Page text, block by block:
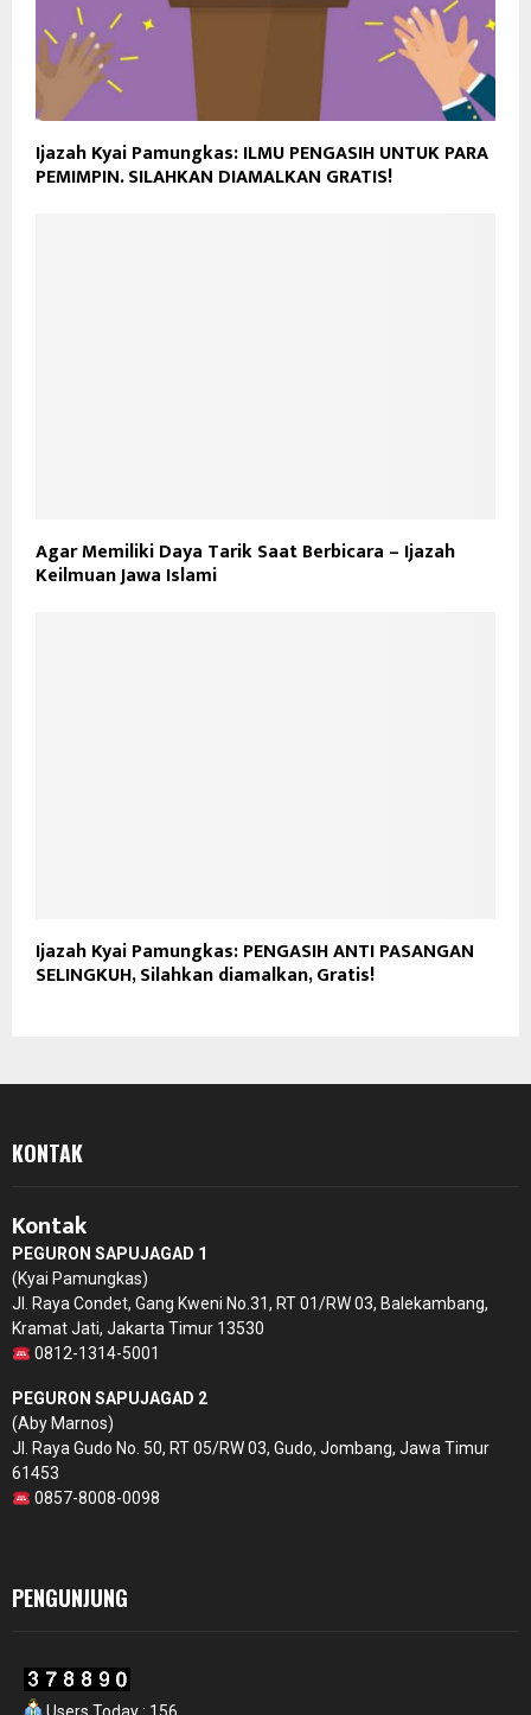
Ijazah Kyai Pamungkas: ILMU PENGASIH UNTUK PARA
PEMIMPIN. SILAHKAN DIAMALKAN GRATIS!
Agar Memiliki Daya Tarik Saat Berbicara – Ijazah
Keilmuan Jawa Islami
Ijazah Kyai Pamungkas: PENGASIH ANTI PASANGAN
SELINGKUH, Silahkan diamalkan, Gratis!
KONTAK
Kontak
PEGURON SAPUJAGAD 1
(Kyai Pamungkas)
Jl. Raya Condet, Gang Kweni No.31, RT 01/RW 03, Balekambang,
Kramat Jati, Jakarta Timur 13530
0812-1314-5001
PEGURON SAPUJAGAD 2
(Aby Marnos)
Jl. Raya Gudo No. 50, RT 05/RW 03, Gudo, Jombang, Jawa Timur
61453
0857-8008-0098
PENGUNJUNG